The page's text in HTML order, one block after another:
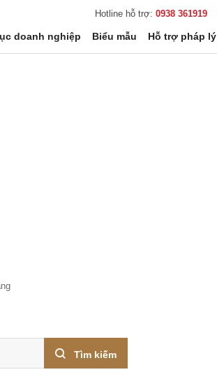
Hotline hỗ trợ: 0938 361919
doanh nghiệp Biểu mẫu Hỗ trợ pháp lý
Tìm kiếm